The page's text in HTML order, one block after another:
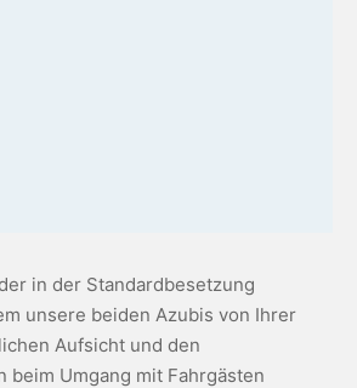
in der Standardbesetzung
unsere beiden Azubis von Ihrer
Aufsicht und den
beim Umgang mit Fahrgästen